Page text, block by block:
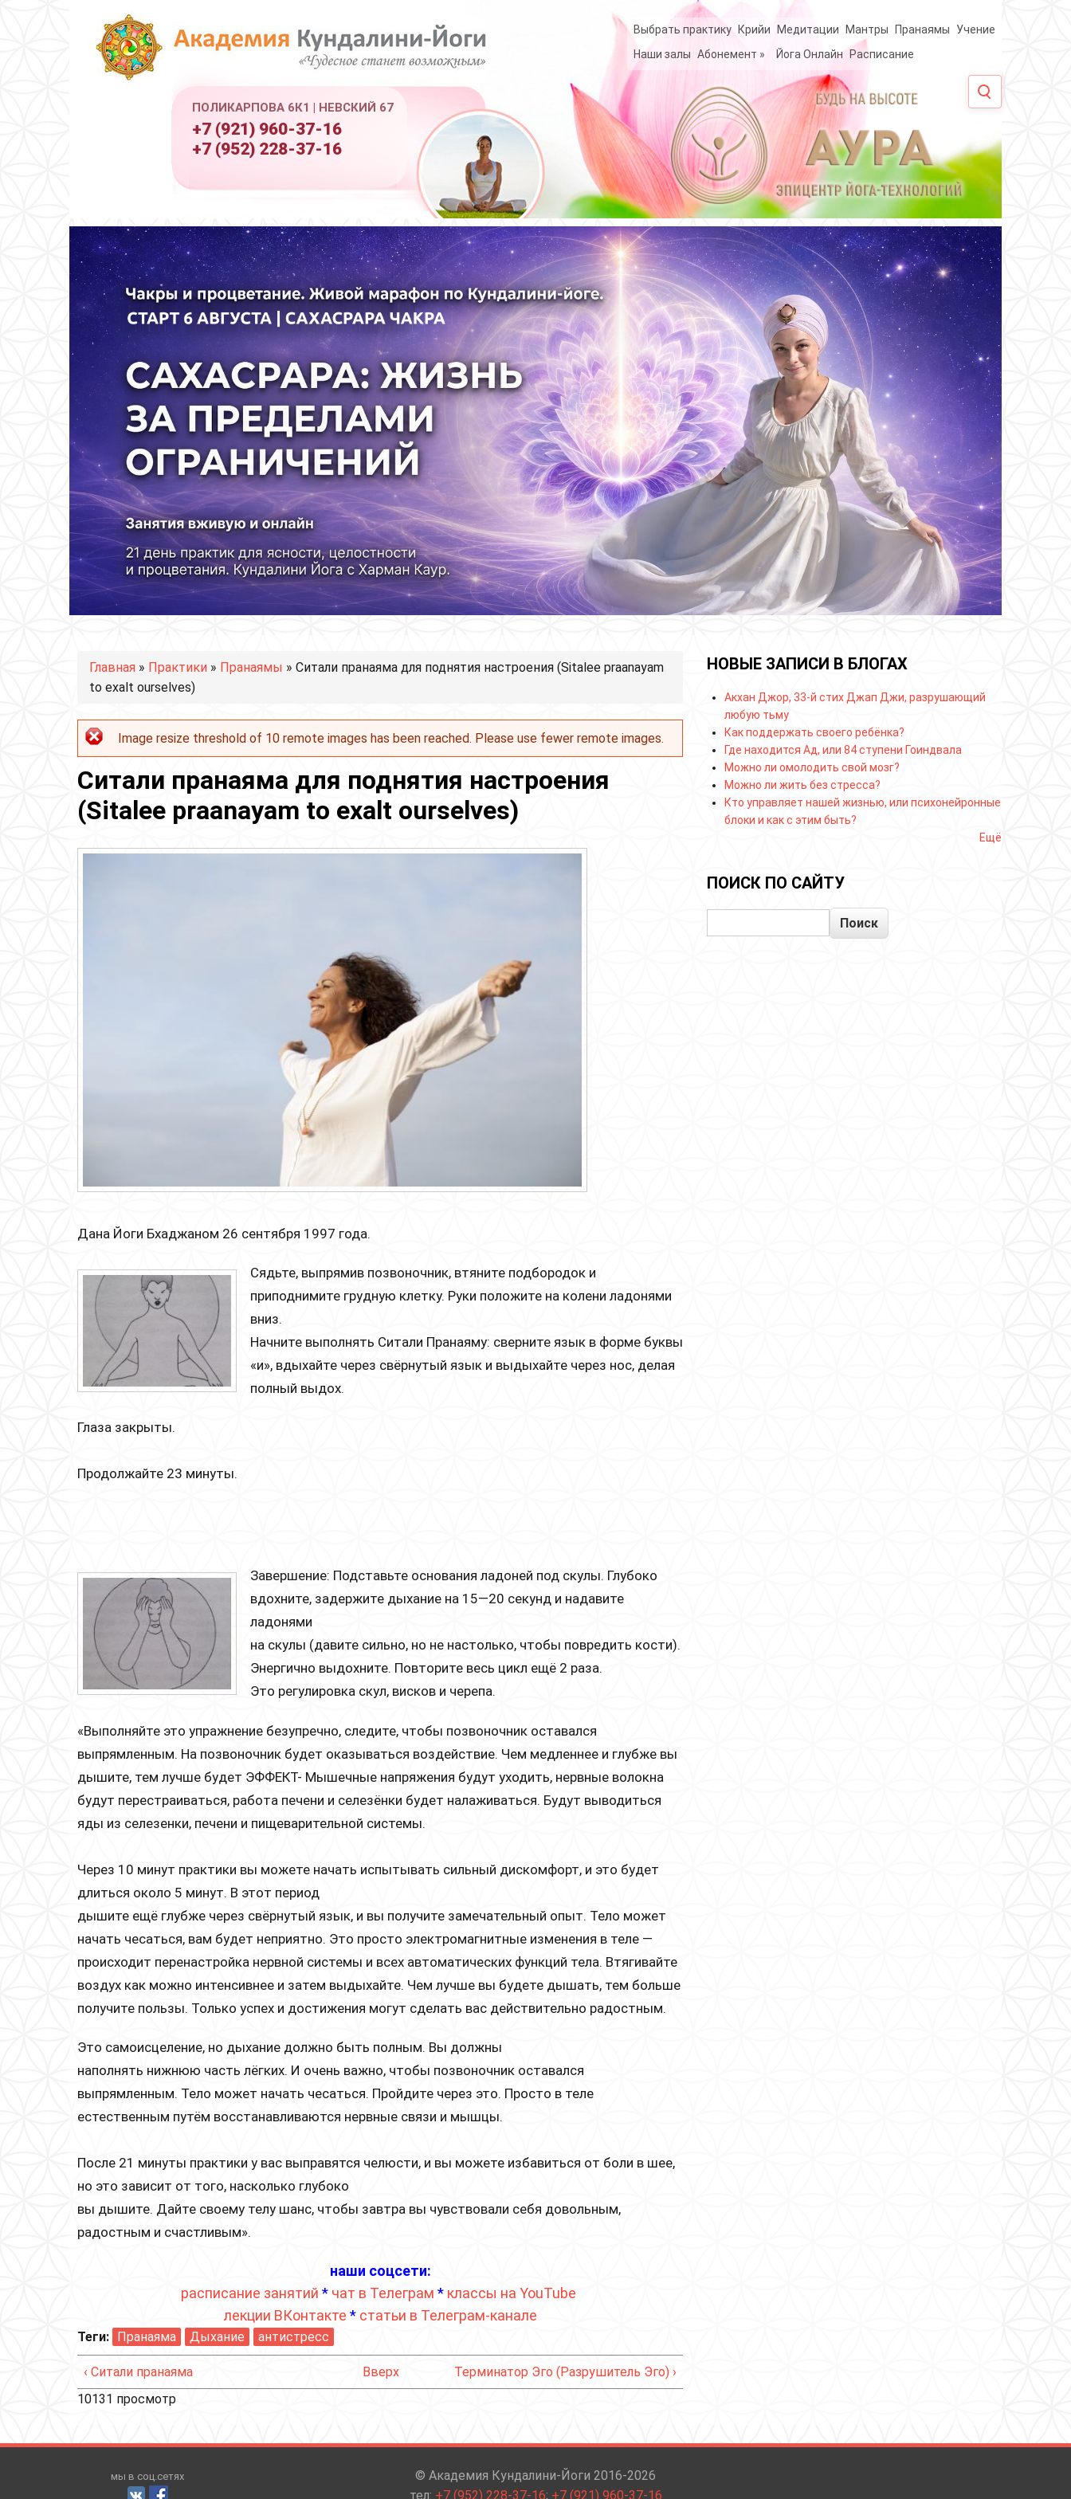
ПОЛИКАРПОВА 6К1 | НЕВСКИЙ 67
+7 (921) 960-37-16
+7 (952) 228-37-16
Выбрать практику Крийи Медитации Мантры Пранаямы
Учение
Наши залы Абонемент » Йога Онлайн Расписание
Вы здесь
Главная » Практики » Пранаямы » Ситали пранаяма для поднятия настроения (Sitalee praanayam
to exalt ourselves)
Сообщение об ошибке
Image resize threshold of 10 remote images has been reached. Please use fewer remote images.
Ситали пранаяма для поднятия настроения
(Sitalee praanayam to exalt ourselves)
Дана Йоги Бхаджаном 26 сентября 1997 года.
Сядьте, выпрямив позвоночник, втяните подбородок и
приподнимите грудную клетку. Руки положите на колени ладонями
вниз.
Начните выполнять Ситали Пранаяму: сверните язык в форме буквы
«и», вдыхайте через свёрнутый язык и выдыхайте через нос, делая
полный выдох.
Глаза закрыты.
Продолжайте 23 минуты.
Завершение: Подставьте основания ладоней под скулы. Глубоко
вдохните, задержите дыхание на 15—20 секунд и надавите
ладонями
на скулы (давите сильно, но не настолько, чтобы повредить кости).
Энергично выдохните. Повторите весь цикл ещё 2 раза.
Это регулировка скул, висков и черепа.
«Выполняйте это упражнение безупречно, следите, чтобы позвоночник оставался
выпрямленным. На позвоночник будет оказываться воздействие. Чем медленнее и глубже вы
дышите, тем лучше будет ЭФФЕКТ- Мышечные напряжения будут уходить, нервные волокна
будут перестраиваться, работа печени и селезёнки будет налаживаться. Будут выводиться
яды из селезенки, печени и пищеварительной системы.
Через 10 минут практики вы можете начать испытывать сильный дискомфорт, и это будет
длиться около 5 минут. В этот период
дышите ещё глубже через свёрнутый язык, и вы получите замечательный опыт. Тело может
начать чесаться, вам будет неприятно. Это просто электромагнитные изменения в теле —
происходит перенастройка нервной системы и всех автоматических функций тела. Втягивайте
воздух как можно интенсивнее и затем выдыхайте. Чем лучше вы будете дышать, тем больше
получите пользы. Только успех и достижения могут сделать вас действительно радостным.
Это самоисцеление, но дыхание должно быть полным. Вы должны
наполнять нижнюю часть лёгких. И очень важно, чтобы позвоночник оставался
выпрямленным. Тело может начать чесаться. Пройдите через это. Просто в теле
естественным путём восстанавливаются нервные связи и мышцы.
После 21 минуты практики у вас выправятся челюсти, и вы можете избавиться от боли в шее,
но это зависит от того, насколько глубоко
вы дышите. Дайте своему телу шанс, чтобы завтра вы чувствовали себя довольным,
радостным и счастливым».
наши соцсети:
расписание занятий * чат в Телеграм * классы на YouTube
лекции ВКонтакте * статьи в Телеграм-канале
Теги: Пранаяма Дыхание антистресс
‹ Ситали пранаяма Вверх
Терминатор Эго (Разрушитель Эго) ›
10131 просмотр
НОВЫЕ ЗАПИСИ В БЛОГАХ
Акхан Джор, 33-й стих Джап Джи, разрушающий
любую тьму
Как поддержать своего ребёнка?
Где находится Ад, или 84 ступени Гоиндвала
Можно ли омолодить свой мозг?
Можно ли жить без стресса?
Кто управляет нашей жизнью, или психонейронные
блоки и как с этим быть?
Ещё
ПОИСК ПО САЙТУ
мы в соц.сетях
© Академия Кундалини-Йоги 2016-2026
тел: +7 (952) 228-37-16; +7 (921) 960-37-16